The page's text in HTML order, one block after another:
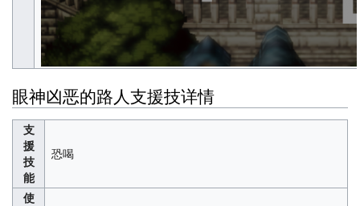
眼神凶恶的路人支援技详情
支
援
技
能
恐喝
使